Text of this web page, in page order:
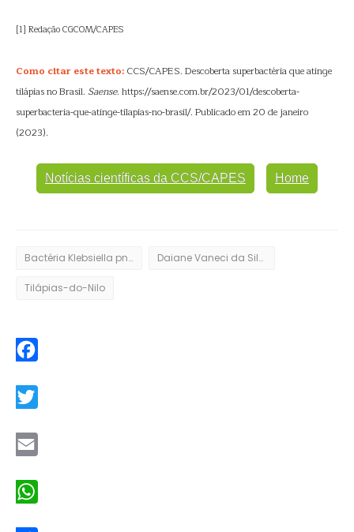
[1] Redação CGCOM/CAPES
Como citar este texto: CCS/CAPES. Descoberta superbactéria que atinge
tilápias no Brasil. Saense. https://saense.com.br/2023/01/descoberta-
superbacteria-que-atinge-tilapias-no-brasil/. Publicado em 20 de janeiro
(2023).
Notícias científicas da CCS/CAPES Home
Bactéria Klebsiella pneumoniae Daiane Vaneci da Silva
Tilápias-do-Nilo